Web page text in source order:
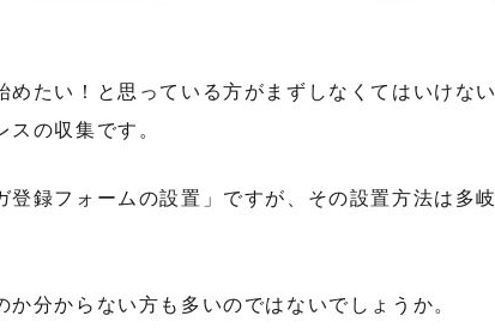
めたい！と思っている方がまずしなくてはいけない
の収集です。
登録フォームの設置」ですが、その設置方法は多岐
分からない方も多いのではないでしょうか。